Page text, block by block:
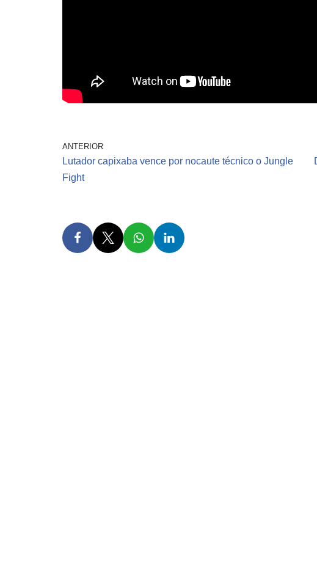
ANTERIOR
Lutador capixaba vence por nocaute técnico o Jungle
Fight